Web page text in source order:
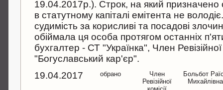
19.04.2017р.). Строк, на який
в статутному капіталі емітента не
судимість за корисливі та посадові
обіймала ця особа протягом останніх
бухгалтер - СТ "Українка", Член Ревізійної
"Богуславський кар'єр".
19.04.2017
обрано
Член
Ревізійної
Больбот
Михайлівна